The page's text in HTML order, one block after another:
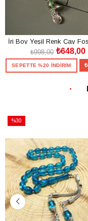
İri Boy Yeşil Renk Çay
Kehribar Tesbih
₺648,00
₺998,00
SEPETTE %20 İNDİRİM
%30
%30İndirim